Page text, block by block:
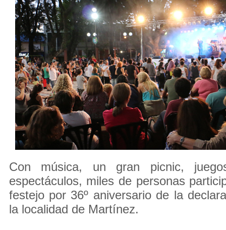
Con música, un gran picnic,
espectáculos, miles de personas
festejo por 36º aniversario de la
la localidad de Martínez.